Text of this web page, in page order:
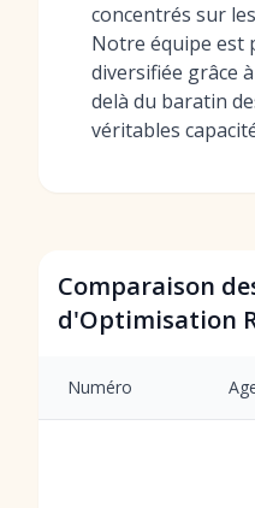
concentrés sur
Notre équipe est
diversifiée grâce
delà du baratin
véritables
Comparaison
d'Optimisation
Numéro